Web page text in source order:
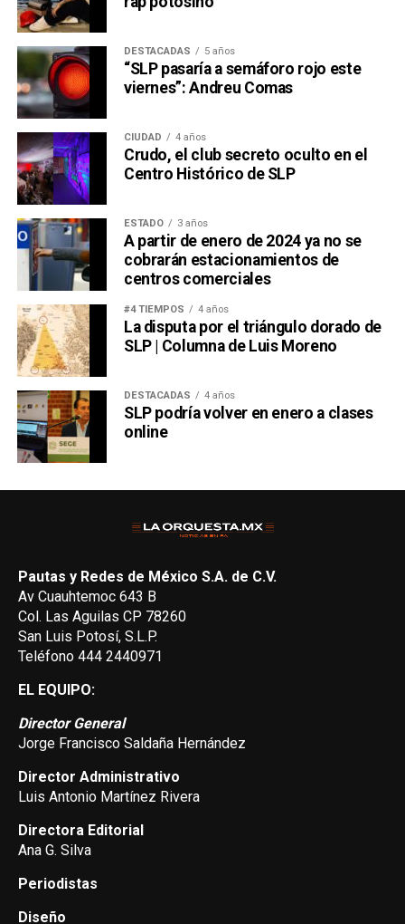
DESTACADAS 5 años
“SLP pasaría a semáforo rojo este
viernes”: Andreu Comas
CIUDAD 4 años
Crudo, el club secreto oculto en el
Centro Histórico de SLP
ESTADO 3 años
A partir de enero de 2024 ya no se
cobrarán estacionamientos de
centros comerciales
#4 TIEMPOS 4 años
La disputa por el triángulo dorado de
SLP | Columna de Luis Moreno
DESTACADAS 4 años
SLP podría volver en enero a clases
online
Pautas y Redes de México S.A. de C.V.
Av Cuauhtemoc 643 B
Col. Las Aguilas CP 78260
San Luis Potosí, S.L.P.
Teléfono 444 2440971
EL EQUIPO:
Director General
Jorge Francisco Saldaña Hernández
Director Administrativo
Luis Antonio Martínez Rivera
Directora Editorial
Ana G. Silva
Periodistas
Diseño